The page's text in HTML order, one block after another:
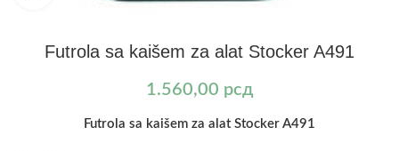
Futrola sa kaišem za alat Stocker A491
1.560,00 рсд
Futrola sa kaišem za alat Stocker A491